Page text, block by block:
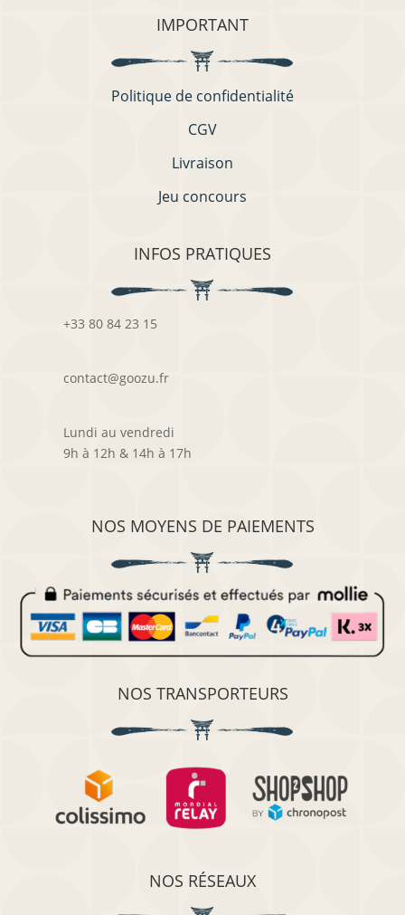
IMPORTANT
Politique de confidentialité
CGV
Livraison
Jeu concours
INFOS PRATIQUES
+33 80 84 23 15
contact@goozu.fr
Lundi au vendredi
9h à 12h & 14h à 17h
NOS MOYENS DE PAIEMENTS
NOS TRANSPORTEURS
NOS RÉSEAUX